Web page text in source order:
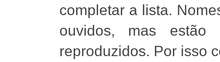
completar a lista.
ouvidos, mas
reproduzidos. Por isso